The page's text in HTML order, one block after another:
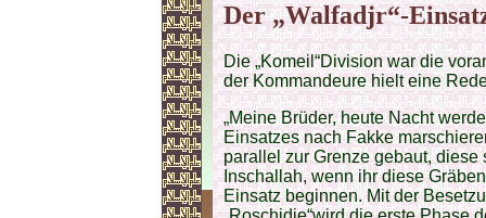
Der „Walfadjr“-
Die „Komeil“Division war die
der Kommandeure hielt eine
„Meine Brüder, heute Nacht
Einsatzes nach Fakke
parallel zur Grenze gebaut,
Inschallah, wenn ihr diese
Einsatz beginnen. Mit der